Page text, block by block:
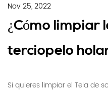
Nov 25, 2022
¿Cómo limpiar
terciopelo
Si quieres limpiar el Tela de